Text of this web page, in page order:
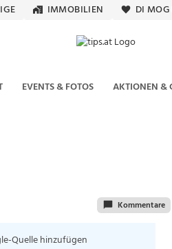
IMMOBILIEN DI MOG
EVENTS & FOTOS AKTIONEN &
Kommentare
Quelle hinzufügen